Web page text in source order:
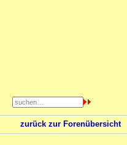
zurück zur Forenübersicht